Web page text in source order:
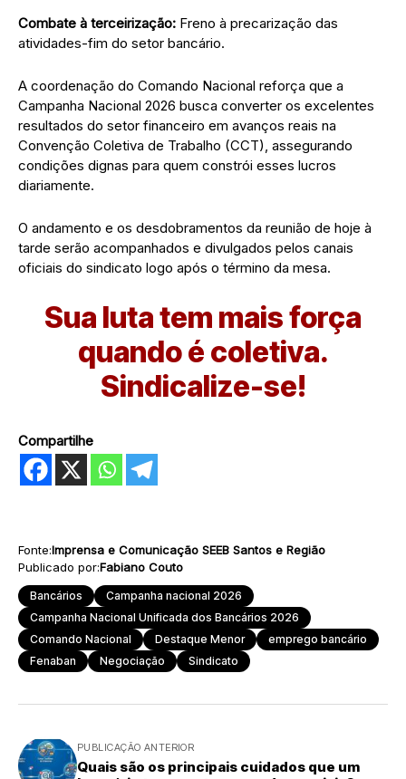
Combate à terceirização: Freno à precarização das
atividades-fim do setor bancário.
A coordenação do Comando Nacional reforça que a
Campanha Nacional 2026 busca converter os excelentes
resultados do setor financeiro em avanços reais na
Convenção Coletiva de Trabalho (CCT), assegurando
condições dignas para quem constrói esses lucros
diariamente.
O andamento e os desdobramentos da reunião de hoje à
tarde serão acompanhados e divulgados pelos canais
oficiais do sindicato logo após o término da mesa.
Sua luta tem mais força
quando é coletiva.
Sindicalize-se!
Compartilhe
Fonte:Imprensa e Comunicação SEEB Santos e Região
Publicado por:Fabiano Couto
Bancários
Campanha nacional 2026
Campanha Nacional Unificada dos Bancários 2026
Comando Nacional
Destaque Menor
emprego bancário
Fenaban
Negociação Sindicato
PUBLICAÇÃO ANTERIOR
Quais são os principais cuidados que um